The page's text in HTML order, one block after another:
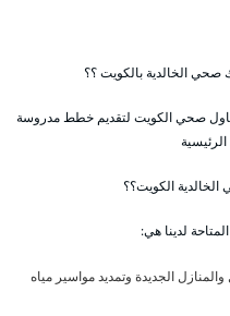
صحي الخالدية بالكويت ؟؟
صحي الكويت لتقديم خطط مدروسة
الكويت؟؟
لدينا هي:
الجديدة وتمديد مواسير مياه